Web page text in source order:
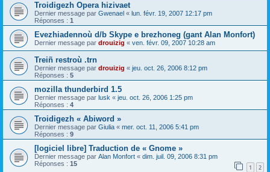
Troidigezh Opera hizivaet
Dernier message par Gwenael « lun. févr. 19, 2007 12:17 pm
Réponses : 1
Evezhiadennoù d/b Skype e brezhoneg (gant Alan Monfort)
Dernier message par drouizig « ven. févr. 09, 2007 10:28 am
Treiñ restroù .trn
Dernier message par drouizig « jeu. oct. 26, 2006 8:12 pm
Réponses : 5
mozilla thunderbird 1.5
Dernier message par lusk « jeu. oct. 26, 2006 1:25 pm
Réponses : 4
Troidigezh « Abiword »
Dernier message par Giulia « mer. oct. 11, 2006 5:41 pm
Réponses : 9
[logiciel libre] Traduction de « Gnome »
Dernier message par Alan Monfort « dim. juil. 09, 2006 8:31 pm
Réponses : 15 1 2